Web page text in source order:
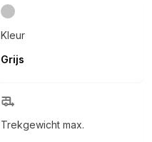
Kleur
Grijs
Trekgewicht max.